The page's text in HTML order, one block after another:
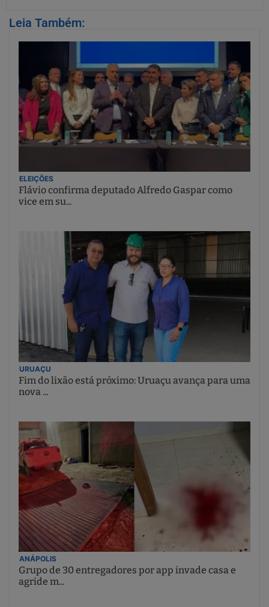
Leia Também:
ELEIÇÕES
Flávio confirma deputado Alfredo Gaspar como
vice em su...
URUAÇU
Fim do lixão está próximo: Uruaçu avança para uma
nova ...
ANÁPOLIS
Grupo de 30 entregadores por app invade casa e
agride m...